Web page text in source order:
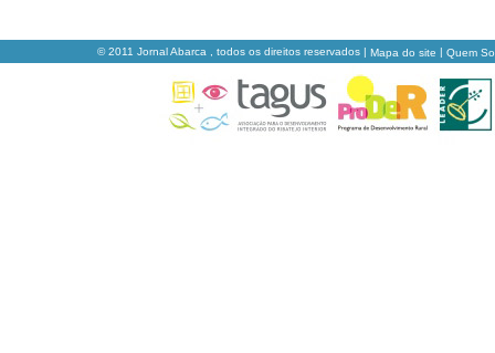
© 2011 Jornal Abarca , todos os direitos reservados | Mapa do site | Quem